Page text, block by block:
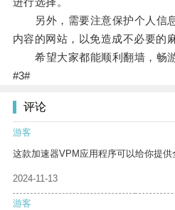
另外，需要注意保护个人信
内容的网站，以免造成不必要的
希望大家都能顺利翻墙，畅游
#3#
评论
游客
这款加速器VPM应用程序可以给你提供
2024-11-13
游客